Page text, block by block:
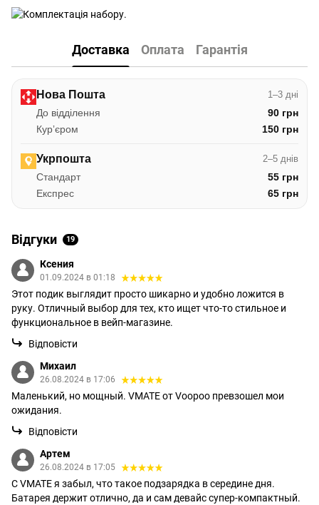
Доставка Оплата Гарантія
Нова Пошта 1–3 дні
До відділення
90 грн
Курʼєром
150 грн
Укрпошта 2–5 днів
Стандарт
55 грн
Експрес
65 грн
Відгуки 19
Ксения
01.09.2024 в 01:18
Этот подик выглядит просто шикарно и удобно ложится в
руку. Отличный выбор для тех, кто ищет что-то стильное и
функциональное в вейп-магазине.
Відповісти
Михаил
26.08.2024 в 17:06
Маленький, но мощный. VMATE от Voopoo превзошел мои
ожидания.
Відповісти
Артем
26.08.2024 в 17:05
С VMATE я забыл, что такое подзарядка в середине дня.
Батарея держит отлично, да и сам девайс супер-компактный.